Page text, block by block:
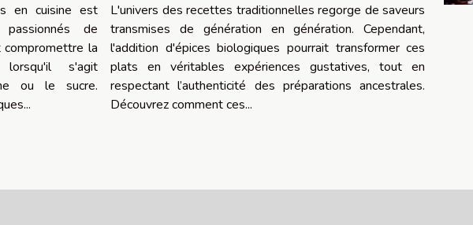
en cuisine est
de
compromettre la
s'agit
ou le sucre.
L'univers des recettes traditionnelles regorge de saveurs
transmises de génération en génération. Cependant,
l'addition d'épices biologiques pourrait transformer ces
plats en véritables expériences gustatives, tout en
respectant l’authenticité des préparations ancestrales.
Découvrez comment ces...